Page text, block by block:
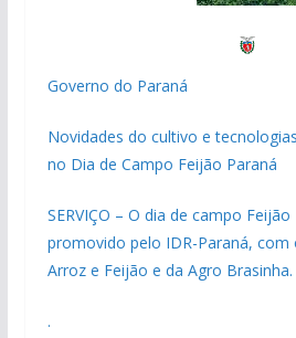
Governo do Paraná
Novidades do cultivo e
no Dia de Campo Feijão Paraná
SERVIÇO – O dia de campo
promovido pelo IDR-Paraná, com
Arroz e Feijão e da Agro
.